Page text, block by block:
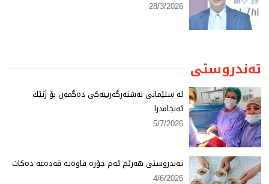
28/3/2026
تەندروستی
لە سلێمانی نەشتەرگەرییەكی دەگمەن بۆ ژنێك
ئەنجامدرا
5/7/2026
تەندروستی هەرێم ئەم جۆرە قاوەیە قەدەغە دەكات
4/6/2026